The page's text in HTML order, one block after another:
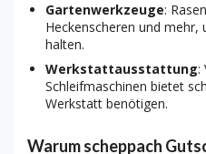
Gartenwerkzeuge:
Heckenscheren und mehr,
halten.
Werkstattausstattung:
Schleifmaschinen bietet
Werkstatt benötigen.
Warum scheppach